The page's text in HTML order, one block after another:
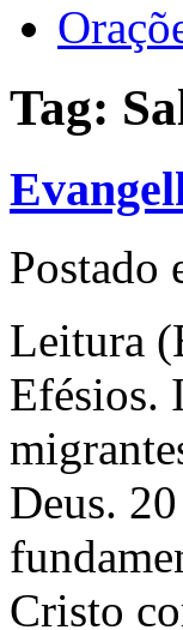
Tag:
Postado
Leitura
Efésios.
Deus.
Cristo